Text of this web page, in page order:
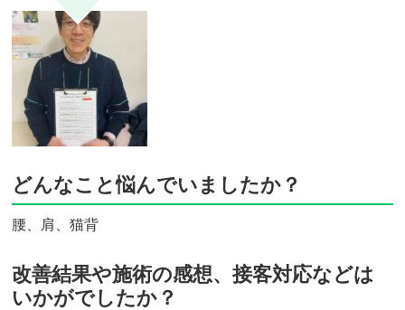
どんなこと悩んでいましたか？
腰、肩、猫背
改善結果や施術の感想、接客対応などは
いかがでしたか？